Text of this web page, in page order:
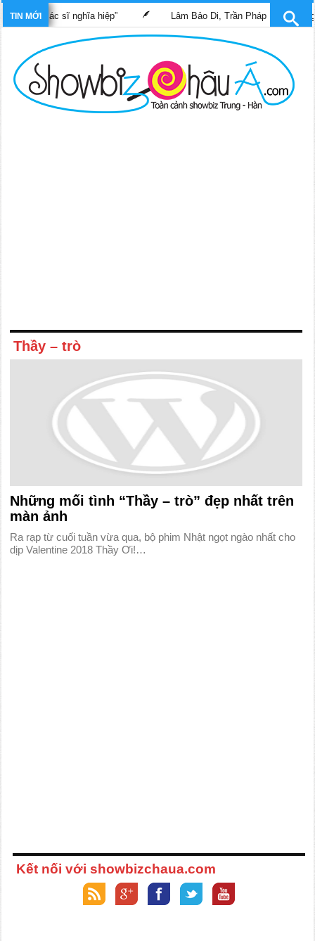
TIN MỚI
“Bác sĩ nghĩa hiệp” Lâm Bảo Di, Trần Pháp Dung tái ngộ
Thầy – trò
Những mối tình “Thầy – trò” đẹp nhất trên
màn ảnh
Ra rạp từ cuối tuần vừa qua, bộ phim Nhật ngọt ngào nhất cho
dịp Valentine 2018 Thầy Ơi!…
Kết nối với showbizchaua.com